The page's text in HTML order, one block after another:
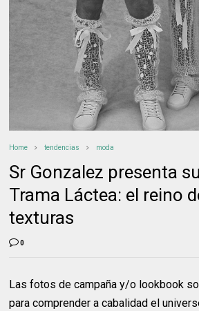
Home tendencias moda
Sr Gonzalez presenta
Trama Láctea: el reino
texturas
0
Las fotos de campaña y/o lookbook
para comprender a cabalidad el